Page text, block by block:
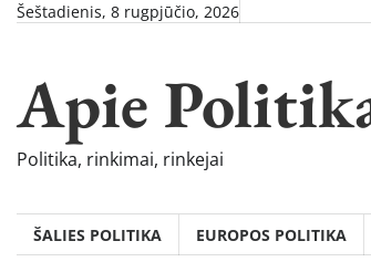
SkipŠeštadienis, 8 rugpjūčio, 2026
Apie
Politika, rinkimai, rinkejai
ŠALIES POLITIKA EUROPOS POLITIKA